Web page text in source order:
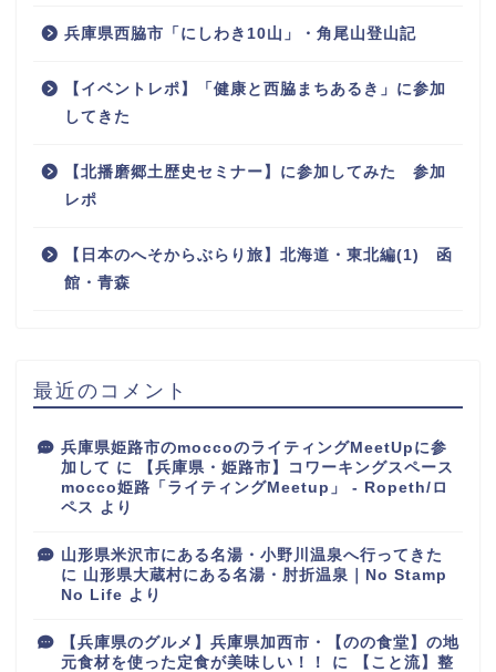
兵庫県西脇市「にしわき10山」・角尾山登山記
【イベントレポ】「健康と西脇まちあるき」に参加
してきた
【北播磨郷土歴史セミナー】に参加してみた 参加
レポ
【日本のへそからぶらり旅】北海道・東北編(1) 函
館・青森
最近のコメント
兵庫県姫路市のmoccoのライティングMeetUpに参
加して に
【兵庫県・姫路市】コワーキングスペース
mocco姫路「ライティングMeetup」 - Ropeth/ロ
ペス より
山形県米沢市にある名湯・小野川温泉へ行ってきた
に 山形県大蔵村にある名湯・肘折温泉｜No Stamp
No Life より
【兵庫県のグルメ】兵庫県加西市・【のの食堂】の地
元食材を使った定食が美味しい！！
に
【こと流】整